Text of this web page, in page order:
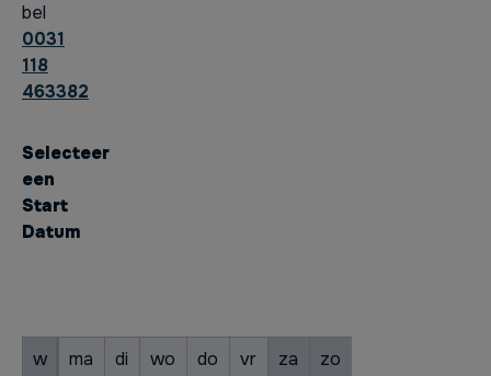
bel
0031
118
463382
Selecteer
een
Start
Datum
w ma di wo do vr za
zo